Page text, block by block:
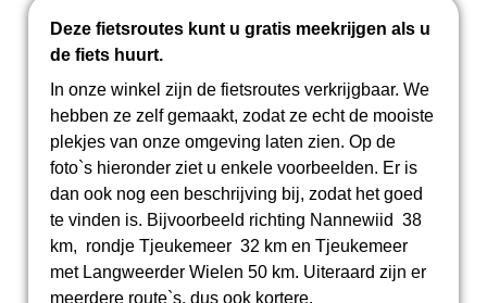
Deze fietsroutes kunt u gratis meekrijgen als u
de fiets huurt.
In onze winkel zijn de fietsroutes verkrijgbaar. We
hebben ze zelf gemaakt, zodat ze echt de mooiste
plekjes van onze omgeving laten zien. Op de
foto`s hieronder ziet u enkele voorbeelden. Er is
dan ook nog een beschrijving bij, zodat het goed
te vinden is. Bijvoorbeeld richting Nannewiid 38
km, rondje Tjeukemeer 32 km en Tjeukemeer
met Langweerder Wielen 50 km. Uiteraard zijn er
meerdere route`s, dus ook kortere.